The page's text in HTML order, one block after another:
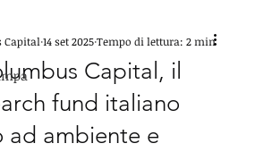
Capital, il
fund italiano
ad ambiente e
Capital 14 set 2025Tempo di lettura: 2 min